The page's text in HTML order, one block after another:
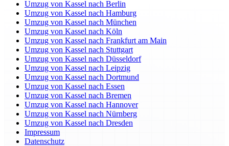
Umzug von Kassel nach Berlin
Umzug von Kassel nach Hamburg
Umzug von Kassel nach München
Umzug von Kassel nach Köln
Umzug von Kassel nach Frankfurt am Main
Umzug von Kassel nach Stuttgart
Umzug von Kassel nach Düsseldorf
Umzug von Kassel nach Leipzig
Umzug von Kassel nach Dortmund
Umzug von Kassel nach Essen
Umzug von Kassel nach Bremen
Umzug von Kassel nach Hannover
Umzug von Kassel nach Nürnberg
Umzug von Kassel nach Dresden
Impressum
Datenschutz